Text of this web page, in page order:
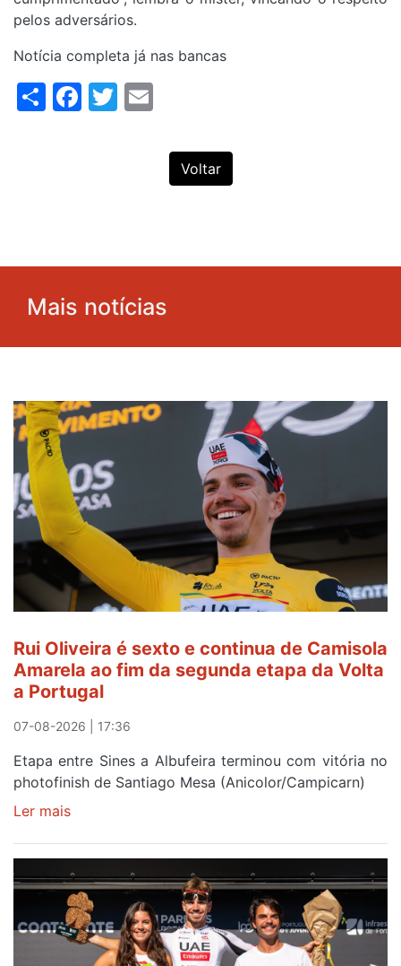
pelos adversários.
Notícia completa já nas bancas
ShareFacebook
Twitter
Voltar
Mais notícias
Rui Oliveira é sexto e continua de Camisola
Amarela ao fim da segunda etapa da Volta
a Portugal
07-08-2026 | 17:36
Etapa entre Sines a Albufeira terminou com vitória no
photofinish de Santiago Mesa (Anicolor/Campicarn)
Ler mais
Oliveira
é
sexto
e
continua